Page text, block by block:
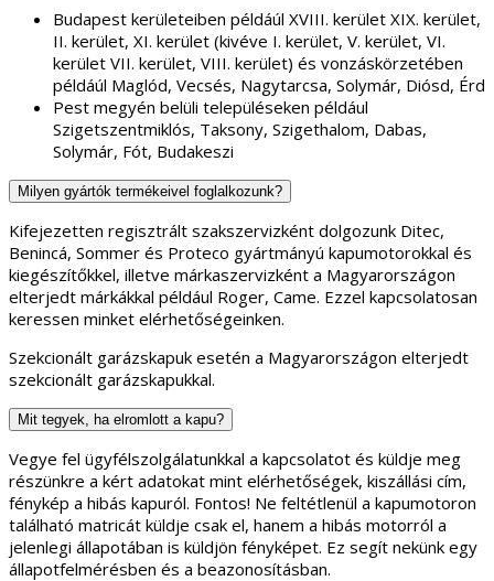
Budapest kerületeiben példáúl XVIII. kerület XIX. kerület,
II. kerület, XI. kerület (kivéve I. kerület, V. kerület, VI.
kerület VII. kerület, VIII. kerület) és vonzáskörzetében
példáúl Maglód, Vecsés, Nagytarcsa, Solymár, Diósd, Érd
Pest megyén belüli településeken például
Szigetszentmiklós, Taksony, Szigethalom, Dabas,
Solymár, Fót, Budakeszi
Milyen gyártók termékeivel foglalkozunk?
Kifejezetten regisztrált szakszervizként dolgozunk Ditec,
Benincá, Sommer és Proteco gyártmányú kapumotorokkal és
kiegészítőkkel, illetve márkaszervizként a Magyarországon
elterjedt márkákkal például Roger, Came. Ezzel kapcsolatosan
keressen minket elérhetőségeinken.
Szekcionált garázskapuk esetén a Magyarországon elterjedt
szekcionált garázskapukkal.
Mit tegyek, ha elromlott a kapu?
Vegye fel ügyfélszolgálatunkkal a kapcsolatot és küldje meg
részünkre a kért adatokat mint elérhetőségek, kiszállási cím,
fénykép a hibás kapuról. Fontos! Ne feltétlenül a kapumotoron
található matricát küldje csak el, hanem a hibás motorról a
jelenlegi állapotában is küldjön fényképet. Ez segít nekünk egy
állapotfelmérésben és a beazonosításban.